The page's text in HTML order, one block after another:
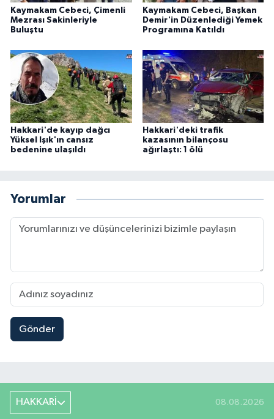
Kaymakam Cebeci, Çimenli
Mezrası Sakinleriyle
Buluştu
Kaymakam Cebeci, Başkan
Demir'in Düzenlediği Yemek
Programına Katıldı
Hakkari'de kayıp dağcı
Yüksel Işık'ın cansız
bedenine ulaşıldı
Hakkari'deki trafik
kazasının bilançosu
ağırlaştı: 1 ölü
Yorumlar
Gönder
HAKKARİ 08.08.2026